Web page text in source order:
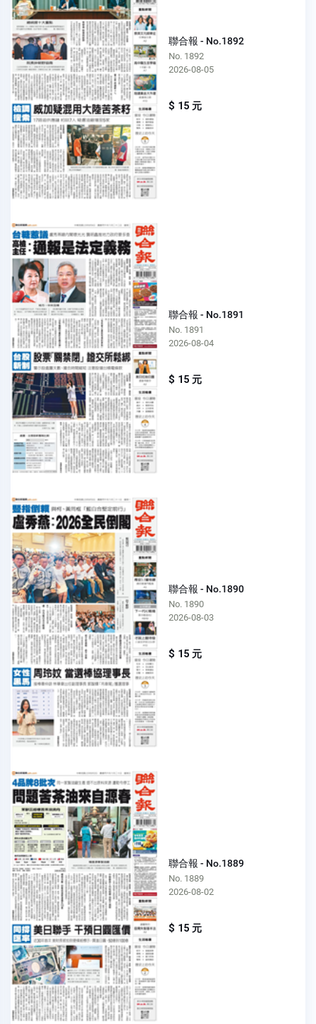
聯合報 - No.1892
No. 1892
2026-08-05
$ 15 元
聯合報 - No.1891
No. 1891
2026-08-04
$ 15 元
聯合報 - No.1890
No. 1890
2026-08-03
$ 15 元
聯合報 - No.1889
No. 1889
2026-08-02
$ 15 元